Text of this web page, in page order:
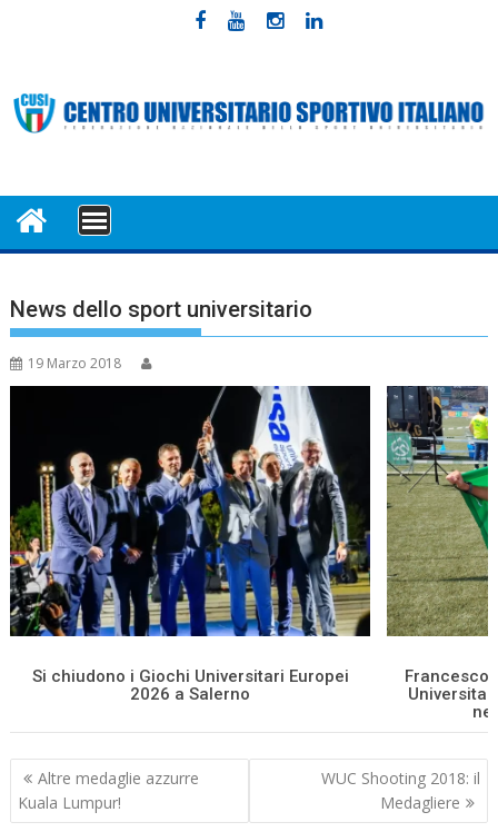
MENU
News dello sport universitario
19 Marzo 2018
Si chiudono i Giochi Universitari Europei
2026 a Salerno
Francesco
Navigazione
articoli
Altre medaglie azzurre
Kuala Lumpur!
WUC Shooting 2018: il
Medagliere